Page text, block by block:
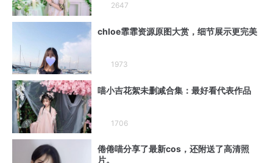
2647
chloe霏霏资源原图大赏，细节展示更完美
1973
喵小吉花絮未删减合集：最好看代表作品
1706
倦倦喵分享了最新cos，还附送了高清照
片。